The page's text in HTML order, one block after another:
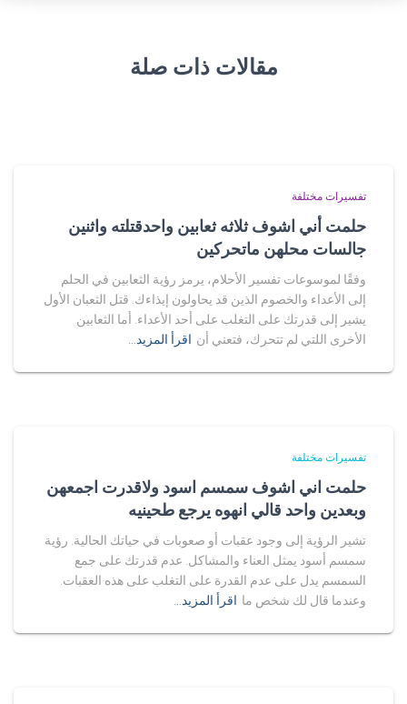
مقالات ذات صلة
تفسيرات مختلفة
حلمت أني اشوف ثلاثه ثعابين واحدقتلته واثنين
جالسات محلهن ماتحركين
وفقًا لموسوعات تفسير الأحلام، يرمز رؤية الثعابين في الحلم
إلى الأعداء والخصوم الذين قد يحاولون إيذاءك. قتل الثعبان الأول
يشير إلى قدرتك على التغلب على أحد الأعداء. أما الثعابين
الأخرى اللتي لم تتحرك، فتعني أن اقرأ المزيد…
تفسيرات مختلفة
حلمت اني اشوف سمسم اسود ولاقدرت اجمعهن
وبعدين واحد قالي انهوه يرجع طحينيه
تشير الرؤية إلى وجود عقبات أو صعوبات في حياتك الحالية. رؤية
سمسم أسود يمثل العناء والمشاكل. عدم قدرتك على جمع
السمسم يدل على عدم القدرة على التغلب على هذه العقبات.
وعندما قال لك شخص ما اقرأ المزيد…